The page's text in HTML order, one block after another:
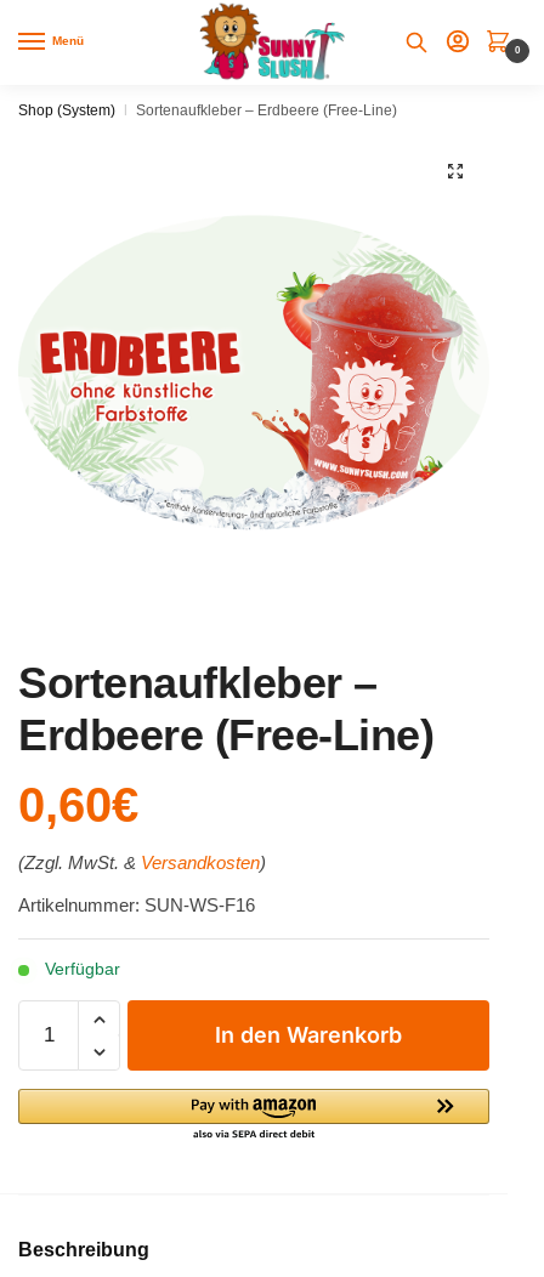
Menü
0
Shop (System) | Sortenaufkleber – Erdbeere (Free-Line)
🔍
Sortenaufkleber –
Erdbeere (Free-Line)
0,60€
(Zzgl. MwSt. & Versandkosten)
Artikelnummer: SUN-WS-F16
Verfügbar
Sortenaufkleber
Erdbeere
(Free-
Line)
In den Warenkorb
Beschreibung